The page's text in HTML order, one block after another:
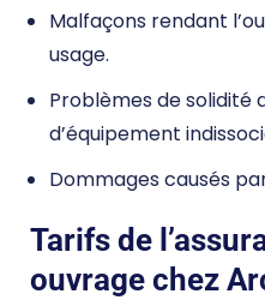
Malfaçons rendant
usage.
Problèmes de solidité
d’équipement
Dommages causés
Tarifs de
ouvrage chez